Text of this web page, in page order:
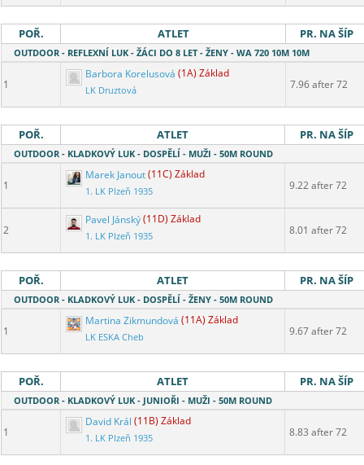
POŘ. ATLET PR. NA ŠÍP
OUTDOOR - REFLEXNÍ LUK - ŽÁCI DO 8 LET - ŽENY - WA 720 10M 10M
1
Barbora Korelusová (1A) Základ
LK Druztová 7.96 after 72
POŘ. ATLET PR. NA ŠÍP
OUTDOOR - KLADKOVÝ LUK - DOSPĚLÍ - MUŽI - 50M ROUND
1
Marek Janout(11C) Základ
1. LK Plzeň 1935 9.22 after 72
2
Pavel Jánský(11D) Základ
1. LK Plzeň 1935 8.01 after 72
POŘ. ATLET PR. NA ŠÍP
OUTDOOR - KLADKOVÝ LUK - DOSPĚLÍ - ŽENY - 50M ROUND
1
Martina Zikmundová (11A) Základ
LK ESKA Cheb 9.67 after 72
POŘ. ATLET PR. NA ŠÍP
OUTDOOR - KLADKOVÝ LUK - JUNIOŘI - MUŽI - 50M ROUND
1
David Král (11B) Základ
1. LK Plzeň 1935 8.83 after 72